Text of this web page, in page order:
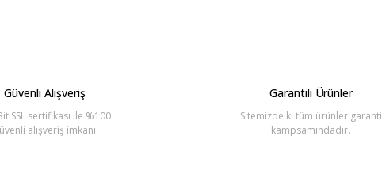
Güvenli Alışveriş
SSL sertifikası ile %100
alışveriş imkanı
Garantili Ürünler
Sitemizde ki tüm ürünler garanti
kampsamındadır.